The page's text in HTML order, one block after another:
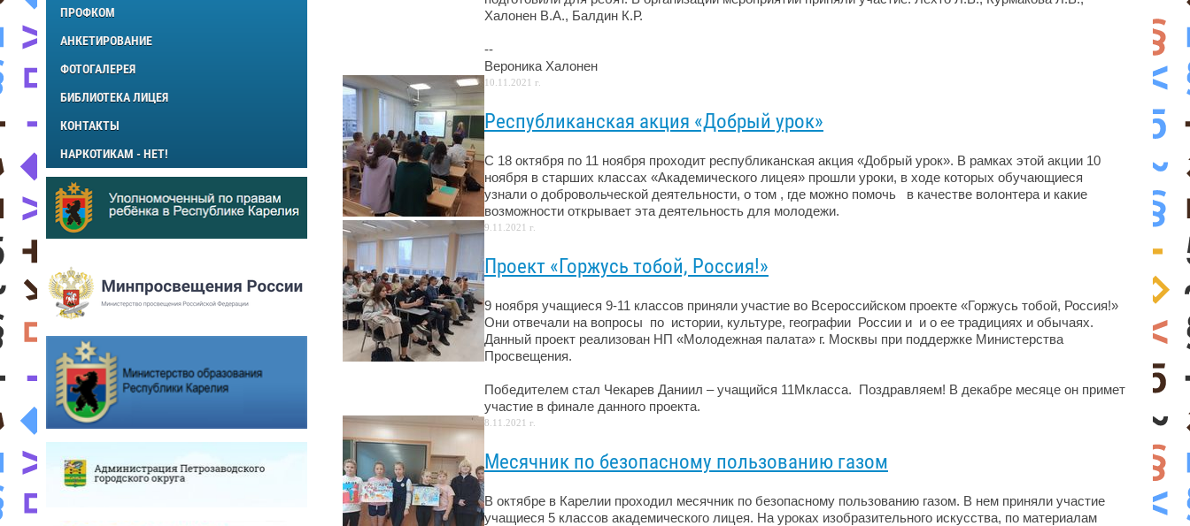
ПРОФКОМ
АНКЕТИРОВАНИЕ
ФОТОГАЛЕРЕЯ
БИБЛИОТЕКА ЛИЦЕЯ
КОНТАКТЫ
НАРКОТИКАМ - НЕТ!
Халонен В.А., Балдин К.Р.
--
Вероника Халонен
10.11.2021 г.
Республиканская акция «Добрый урок»
С 18 октября по 11 ноября проходит республиканская акция «Добрый урок». В рамках этой акции 10
ноября в старших классах «Академического лицея» прошли уроки, в ходе которых обучающиеся
узнали о добровольческой деятельности, о том​ , где​ можно помочь​ ​ ​ в качестве волонтера и какие
возможности открывает эта деятельность для молодежи.​ ​
9.11.2021 г.
Проект «Горжусь тобой, Россия!»
9 ноября учащиеся​ 9-11 классов приняли участие во Всероссийском проекте «Горжусь тобой, Россия!»
Они отвечали на вопросы ​ по ​ истории, культуре, географии ​ России и ​ и о ее традициях и обычаях.
Данный проект реализован НП «Молодежная палата» г. Москвы при поддержке Министерства
Просвещения.
​Победителем стал Чекарев Даниил – учащийся 11Мкласса.​ ​ Поздравляем! В декабре месяце он примет​
участие в финале данного проекта.
8.11.2021 г.
Месячник по безопасному пользованию газом
В октябре в Карелии проходил месячник по безопасному пользованию газом. В нем приняли участие
учащиеся 5 классов академического лицея. На уроках изобразительного искусства, по материалам